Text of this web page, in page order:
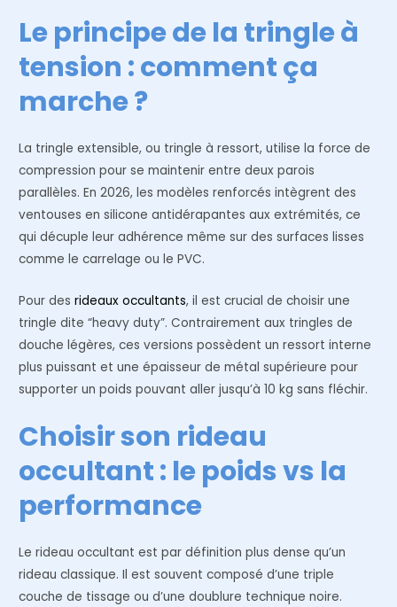
Le principe de la tringle à
tension : comment ça
marche ?
La tringle extensible, ou tringle à ressort, utilise la force de
compression pour se maintenir entre deux parois
parallèles. En 2026, les modèles renforcés intègrent des
ventouses en silicone antidérapantes aux extrémités, ce
qui décuple leur adhérence même sur des surfaces lisses
comme le carrelage ou le PVC.
Pour desrideaux occultants, il est crucial de choisir une
tringle dite “heavy duty”. Contrairement aux tringles de
douche légères, ces versions possèdent un ressort interne
plus puissant et une épaisseur de métal supérieure pour
supporter un poids pouvant aller jusqu’à 10 kg sans fléchir.
Choisir son rideau
occultant : le poids vs la
performance
Le rideau occultant est par définition plus dense qu’un
rideau classique. Il est souvent composé d’une triple
couche de tissage ou d’une doublure technique noire.